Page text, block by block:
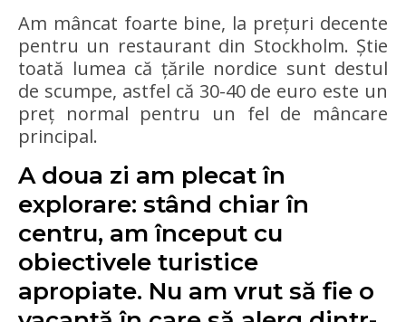
Am mâncat foarte bine, la prețuri decente
pentru un restaurant din Stockholm. Știe
toată lumea că țările nordice sunt destul
de scumpe, astfel că 30-40 de euro este un
preț normal pentru un fel de mâncare
principal.
A doua zi am plecat în
explorare: stând chiar în
centru, am început cu
obiectivele turistice
apropiate. Nu am vrut să fie o